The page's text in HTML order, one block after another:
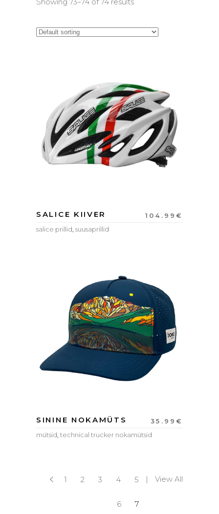
SALICE KIIVER 104.99 €
salice prillid suusaprillid
SININE NOKAMÜTS 35.99 €
mütsid technical trucker nokamütsid
1 2 3 4 5
6 7
View All